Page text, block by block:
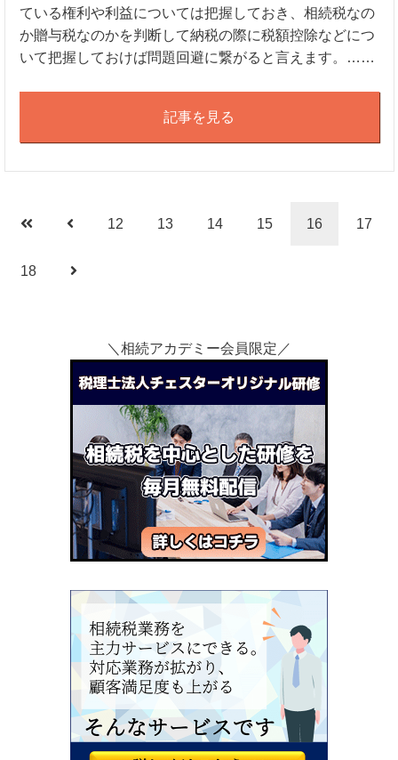
ている権利や利益については把握しておき、相続税なの
か贈与税なのかを判断して納税の際に税額控除などにつ
いて把握しておけば問題回避に繋がると言えます。……
記事を見る
12 13 14 15 16 17
18
＼相続アカデミー会員限定／